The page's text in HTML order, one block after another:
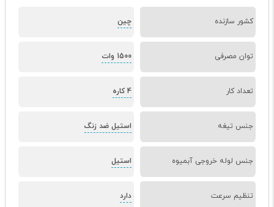
کشور سازنده چین
توان مصرفی 1500 وات
تعداد کار 4 کاره
جنس تیغه استیل ضد زنگ
جنس لوله خروجی آبمیوه استیل
تنظیم سرعت دارد